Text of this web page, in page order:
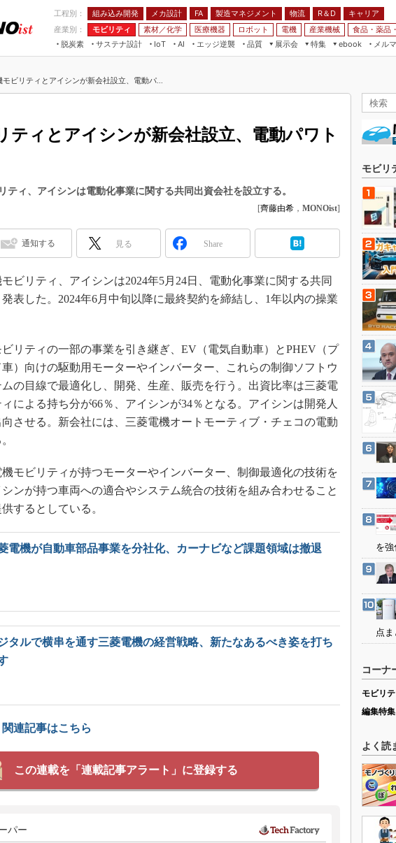
工程別： 組み込み開発 メカ設計 FA 製造マネジメント 物流 R＆D
キャリア
産業別：
モビリティ 素材／化学 医療機器 ロボット 電機 産業機械 食品・薬品
脱炭素
サステナ設計
IoT
つながる工場
AI
AI×設備保全
エッジ逆襲 品質
展示会
JIMTOF
IIFES
TECHNO-FRONTIER
スマート工場EXPO
日本ものづくりワールド
AUTOMOTIVE WORLD
特集
VR／AR
フィールドサービス
組み込み画像技術
Windows Embedded
車載ソフト開発
ISO26262
無償設計ツール
S＆OP
インダストリー4.0
イノベーション
製造業ビッグデータ
植物工場
知財マネジメント
グローバル設計・開発
制御セキュリティ
ebook
FA
モビリティ
メル
モビリティとアイシンが新会社設立、電動パ...
ティとアイシンが新会社設立、電動パワト
ティ、アイシンは電動化事業に関する共同出資会社を設立する。
[齊藤由希 ， MONOist]
通知する 見る Share
ビリティ、アイシンは2024年5月24日、電動化事業に関する共同
表した。2024年6月中旬以降に最終契約を締結し、1年以内の操業
リティの一部の事業を引き継ぎ、EV（電気自動車）とPHEV（プ
）向けの駆動用モーターやインバーター、これらの制御ソフトウ
の目線で最適化し、開発、生産、販売を行う。出資比率は三菱電
による持ち分が66％、アイシンが34％となる。アイシンは開発人
させる。新会社には、三菱電機オートモーティブ・チェコの電動
モビリティが持つモーターやインバーター、制御最適化の技術を
ンが持つ車両への適合やシステム統合の技術を組み合わせること
するとしている。
電機が自動車部品事業を分社化、カーナビなど課題領域は撤退
タルで横串を通す三菱電機の経営戦略、新たなあるべき姿を打ち
連記事はこちら
この連載を「連載記事アラート」に登録する
パー
モビリ
を
点ま
コーナ
モビリ
編集特
よく読